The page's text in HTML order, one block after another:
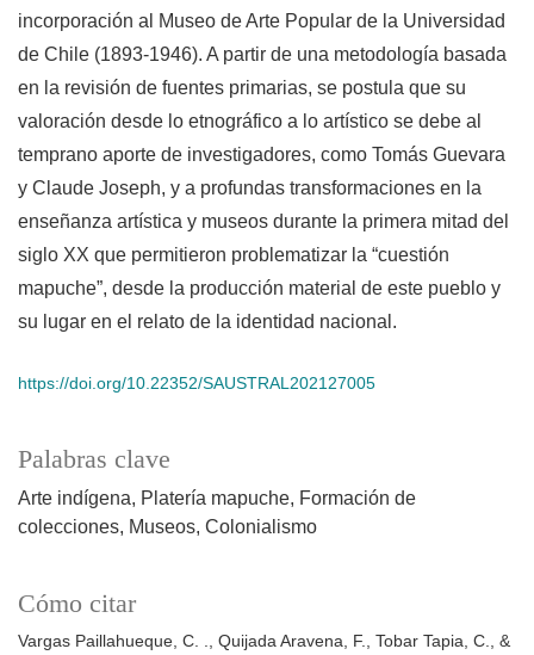
Palabras clave
Arte indígena Platería mapuche Formación de
colecciones Museos Colonialismo
Cómo citar
Vargas Paillahueque, C. ., Quijada Aravena, F., Tobar Tapia, C., &
incorporación al Museo de Arte Popular de la Universidad
de Chile (1893-1946). A partir de una metodología basada
en la revisión de fuentes primarias, se postula que su
valoración desde lo etnográfico a lo artístico se debe al
temprano aporte de investigadores, como Tomás Guevara
y Claude Joseph, y a profundas transformaciones en la
enseñanza artística y museos durante la primera mitad del
siglo XX que permitieron problematizar la “cuestión
mapuche”, desde la producción material de este pueblo y
su lugar en el relato de la identidad nacional.
https://doi.org/10.22352/SAUSTRAL202127005